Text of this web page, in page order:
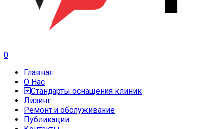
0
Главная
О Нас
Стандарты оснащения клиник
Лизинг
Ремонт и обслуживание
Публикации